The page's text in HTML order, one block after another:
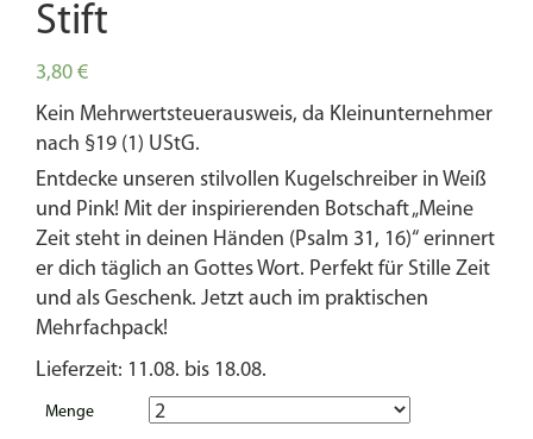
Stift
3,80 €
Kein Mehrwertsteuerausweis, da Kleinunternehmer
nach §19 (1) UStG.
Entdecke unseren stilvollen Kugelschreiber in Weiß
und Pink! Mit der inspirierenden Botschaft „Meine
Zeit steht in deinen Händen (Psalm 31, 16)“ erinnert
er dich täglich an Gottes Wort. Perfekt für Stille Zeit
und als Geschenk. Jetzt auch im praktischen
Mehrfachpack!
Lieferzeit: 11.08. bis 18.08.
Menge